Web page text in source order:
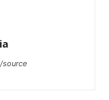
source